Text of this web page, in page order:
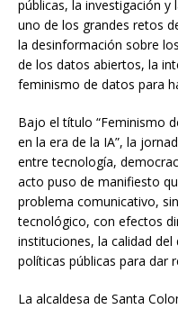
públicas, la investigación
uno de los grandes retos
la desinformación sobre
de los datos abiertos, la
feminismo de datos para
Bajo el título “Feminismo
en la era de la IA”, la
entre tecnología,
acto puso de manifiesto
problema comunicativo,
tecnológico, con efectos
instituciones, la calidad
políticas públicas para dar
La alcaldesa de Santa